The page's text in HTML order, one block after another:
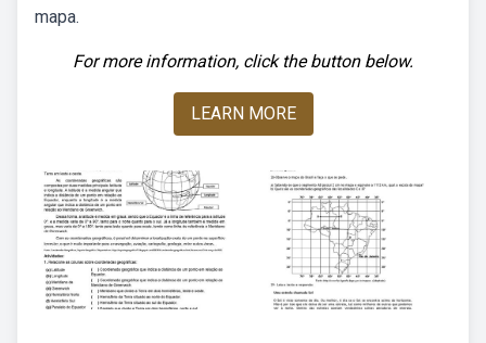
mapa.
For more information, click the button below.
LEARN MORE